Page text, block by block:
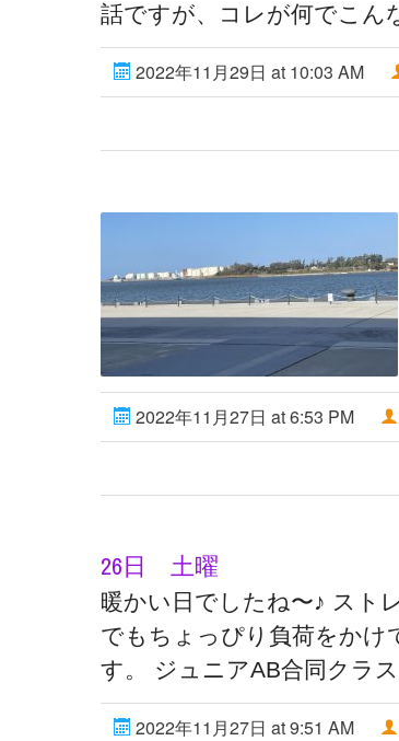
話ですが、コレが何でこん
2022年11月29日 at 10:03 AM
2022年11月27日 at 6:53 PM
26日 土曜
暖かい日でしたね〜♪ スト
でもちょっぴり負荷をかけ
す。 ジュニアAB合同クラ
2022年11月27日 at 9:51 AM